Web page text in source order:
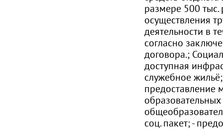
размере 500 тыс.
осуществления
деятельности в
согласно
договора.;
доступная
служебное
предоставление
соц. пакет; -